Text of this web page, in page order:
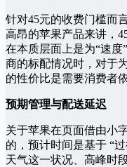
针对45元的收费门槛而
高昂的苹果产品来讲，
在本质层面上是为“速
商的标配情况时，对于
的性价比是需要消费者
预期管理与配送延迟
关于苹果在页面借由小
的，预计时间是基于 “
天气这一状况、高峰时